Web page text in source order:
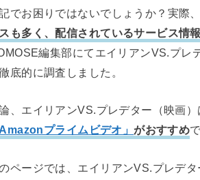
記でお困りではないでしょうか？実際
も多く、配信されているサービス情
編集部にてエイリアンVS.プレ
底的に調査しました。
、エイリアンVS.プレデター（映画
Amazonプライムビデオ」がおすすめ
ページでは、エイリアンVS.プレデ